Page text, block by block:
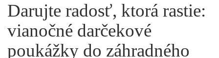
Darujte radosť, ktorá rastie:
vianočné darčekové
poukážky do záhradného